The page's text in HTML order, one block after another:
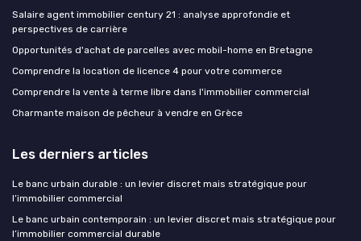
Salaire agent immobilier century 21 : analyse approfondie et
perspectives de carrière
Opportunités d'achat de parcelles avec mobil-home en Bretagne
Comprendre la location de licence 4 pour votre commerce
Comprendre la vente à terme libre dans l'immobilier commercial
Charmante maison de pêcheur à vendre en Grèce
Les derniers articles
Le banc urbain durable : un levier discret mais stratégique pour
l’immobilier commercial
Le banc urbain contemporain : un levier discret mais stratégique pour
l’immobilier commercial durable